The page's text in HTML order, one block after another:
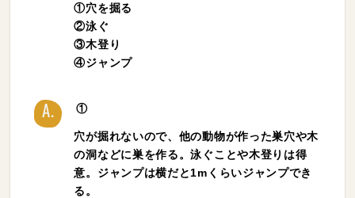
①穴を掘る
②泳ぐ
③木登り
④ジャンプ
A. ①
穴が掘れないので、他の動物が作った巣穴や木
の洞などに巣を作る。泳ぐことや木登りは得
意。ジャンプは横だと1mくらいジャンプでき
る。